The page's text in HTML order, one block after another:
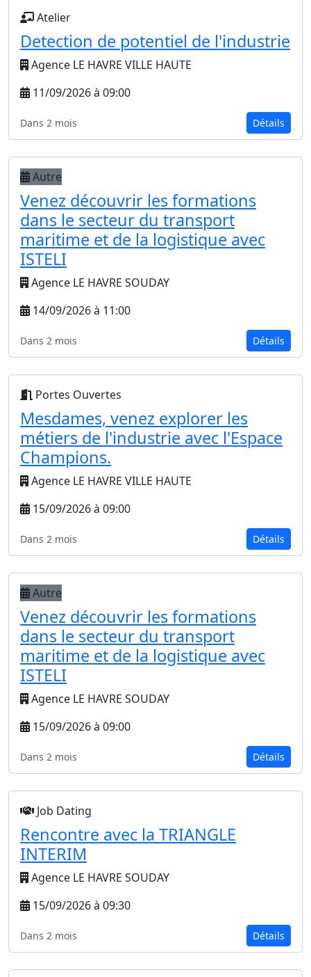
Atelier
Detection de potentiel de l'industrie
Agence LE HAVRE VILLE HAUTE
11/09/2026 à 09:00
Dans 2 mois Détails
Autre
Venez découvrir les formations
dans le secteur du transport
maritime et de la logistique avec
ISTELI
Agence LE HAVRE SOUDAY
14/09/2026 à 11:00
Dans 2 mois Détails
Portes Ouvertes
Mesdames, venez explorer les
métiers de l'industrie avec l'Espace
Champions.
Agence LE HAVRE VILLE HAUTE
15/09/2026 à 09:00
Dans 2 mois Détails
Autre
Venez découvrir les formations
dans le secteur du transport
maritime et de la logistique avec
ISTELI
Agence LE HAVRE SOUDAY
15/09/2026 à 09:00
Dans 2 mois Détails
Job Dating
Rencontre avec la TRIANGLE
INTERIM
Agence LE HAVRE SOUDAY
15/09/2026 à 09:30
Dans 2 mois Détails